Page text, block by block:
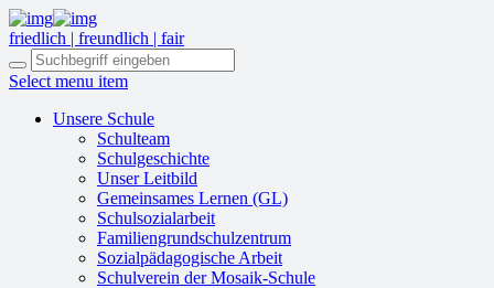
friedlich | freundlich | fair
Select menu item
Unsere Schule
Schulteam
Schulgeschichte
Unser Leitbild
Gemeinsames Lernen (GL)
Schulsozialarbeit
Familiengrundschulzentrum
Sozialpädagogische Arbeit
Schulverein der Mosaik-Schule